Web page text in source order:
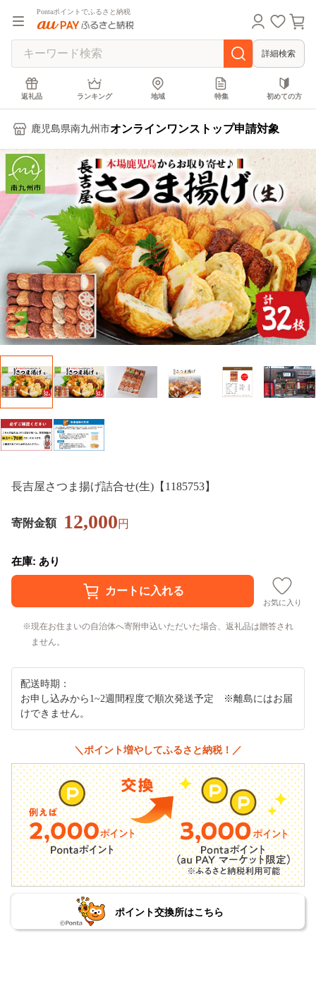
Pontaポイントでふるさと納税
詳細検索
返礼品 ランキング 地域 特集 初めての方
鹿児島県南九州市オンラインワンストップ申請対象
長吉屋さつま揚げ詰合せ(生)【1185753】
寄附金額 12,000円
在庫: あり
お気に入り
現在お住まいの自治体へ寄附申込いただいた場合、返礼品は贈答され
ません。
配送時期：
お申し込みから1~2週間程度で順次発送予定 ※離島にはお届
けできません。
＼ポイント増やしてふるさと納税！／
ポイント交換所はこちら